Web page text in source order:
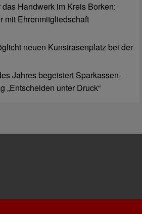
Handwerk im Kreis Borken:
mit Ehrenmitgliedschaft
neuen Kunstrasenplatz bei der
Jahres begeistert Sparkassen-
„Entscheiden unter Druck“